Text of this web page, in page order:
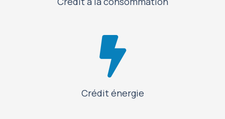
Crédit énergie